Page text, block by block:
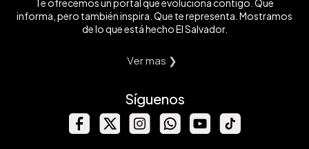
Te ofrecemos un portal que evoluciona contigo. Que
informa, pero también inspira. Que te representa. Mostramos
de lo que está hecho El Salvador.
Ver mas ❯
Síguenos